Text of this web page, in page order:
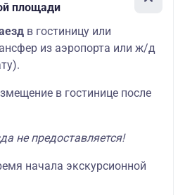
площади
в гостиницу или
из аэропорта или ж/д
в гостинице после
не предоставляется!
начала экскурсионной